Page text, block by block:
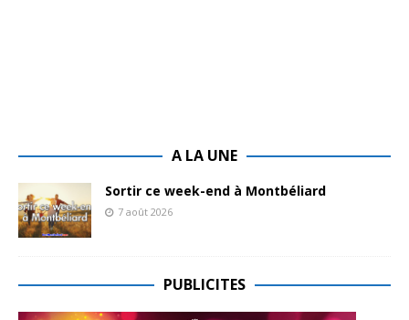
A LA UNE
Sortir ce week-end à Montbéliard
7 août 2026
PUBLICITES